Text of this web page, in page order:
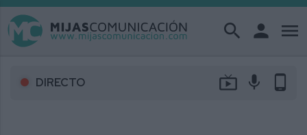
search person menu
DIRECTO live_tv mic phone_android